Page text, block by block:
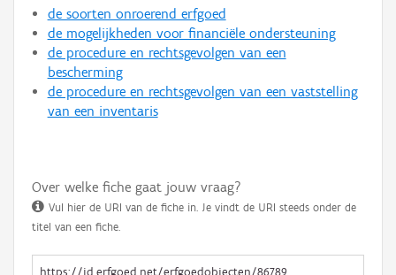
de soorten onroerend erfgoed
de mogelijkheden voor financiële ondersteuning
de procedure en rechtsgevolgen van een
bescherming
de procedure en rechtsgevolgen van een vaststelling
van een inventaris
Over welke fiche gaat jouw vraag?
Vul hier de URI van de fiche in. Je vindt de URI steeds onder de
titel van een fiche.